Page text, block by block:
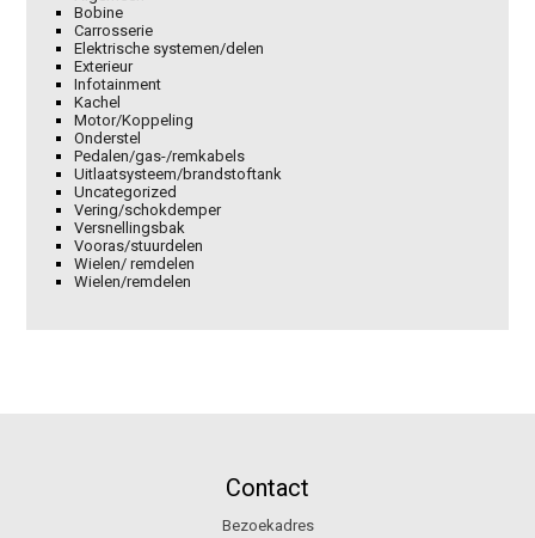
Bobine
Carrosserie
Elektrische systemen/delen
Exterieur
Infotainment
Kachel
Motor/Koppeling
Onderstel
Pedalen/gas-/remkabels
Uitlaatsysteem/brandstoftank
Uncategorized
Vering/schokdemper
Versnellingsbak
Vooras/stuurdelen
Wielen/ remdelen
Wielen/remdelen
Contact
Bezoekadres